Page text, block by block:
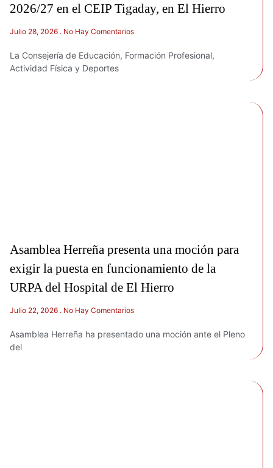
2026/27 en el CEIP Tigaday, en El Hierro
Julio 28, 2026 No Hay Comentarios
La Consejería de Educación, Formación Profesional,
Actividad Física y Deportes
Asamblea Herreña presenta una moción para
exigir la puesta en funcionamiento de la
URPA del Hospital de El Hierro
Julio 22, 2026 No Hay Comentarios
Asamblea Herreña ha presentado una moción ante el Pleno
del